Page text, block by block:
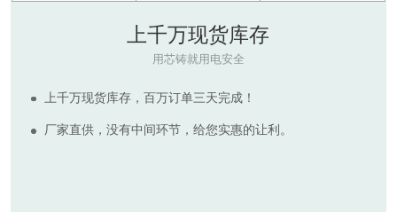
原材料
RAW MATERIAL
河南太平洋电缆拥有多套现代化电缆生产设备，产品符合